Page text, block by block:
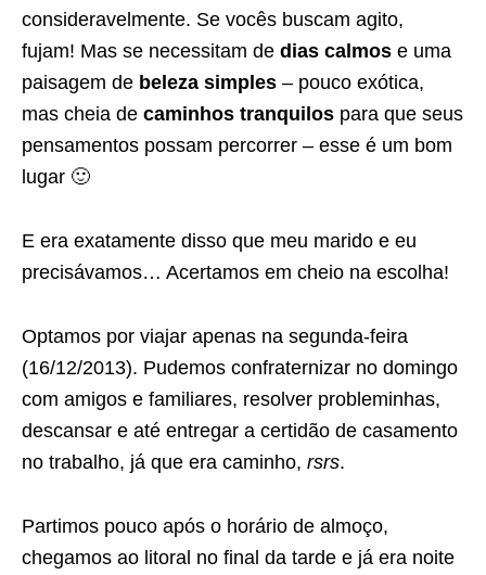
consideravelmente. Se vocês buscam agito,
fujam! Mas se necessitam de dias calmos e uma
paisagem de beleza simples – pouco exótica,
mas cheia de caminhos tranquilos para que seus
pensamentos possam percorrer – esse é um bom
lugar 🙂
E era exatamente disso que meu marido e eu
precisávamos… Acertamos em cheio na escolha!
Optamos por viajar apenas na segunda-feira
(16/12/2013). Pudemos confraternizar no domingo
com amigos e familiares, resolver probleminhas,
descansar e até entregar a certidão de casamento
no trabalho, já que era caminho, rsrs.
Partimos pouco após o horário de almoço,
chegamos ao litoral no final da tarde e já era noite